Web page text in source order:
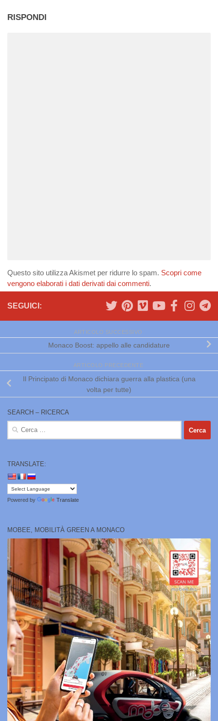
RISPONDI
Questo sito utilizza Akismet per ridurre lo spam. Scopri come
vengono elaborati i dati derivati dai commenti.
SEGUICI:
ARTICOLO SUCCESSIVO
Monaco Boost: appello alle candidature
ARTICOLO PRECEDENTE
Il Principato di Monaco dichiara guerra alla plastica (una
volta per tutte)
SEARCH – RICERCA
Ricerca
per:
TRANSLATE:
Powered by Translate
MOBEE, MOBILITÀ GREEN A MONACO